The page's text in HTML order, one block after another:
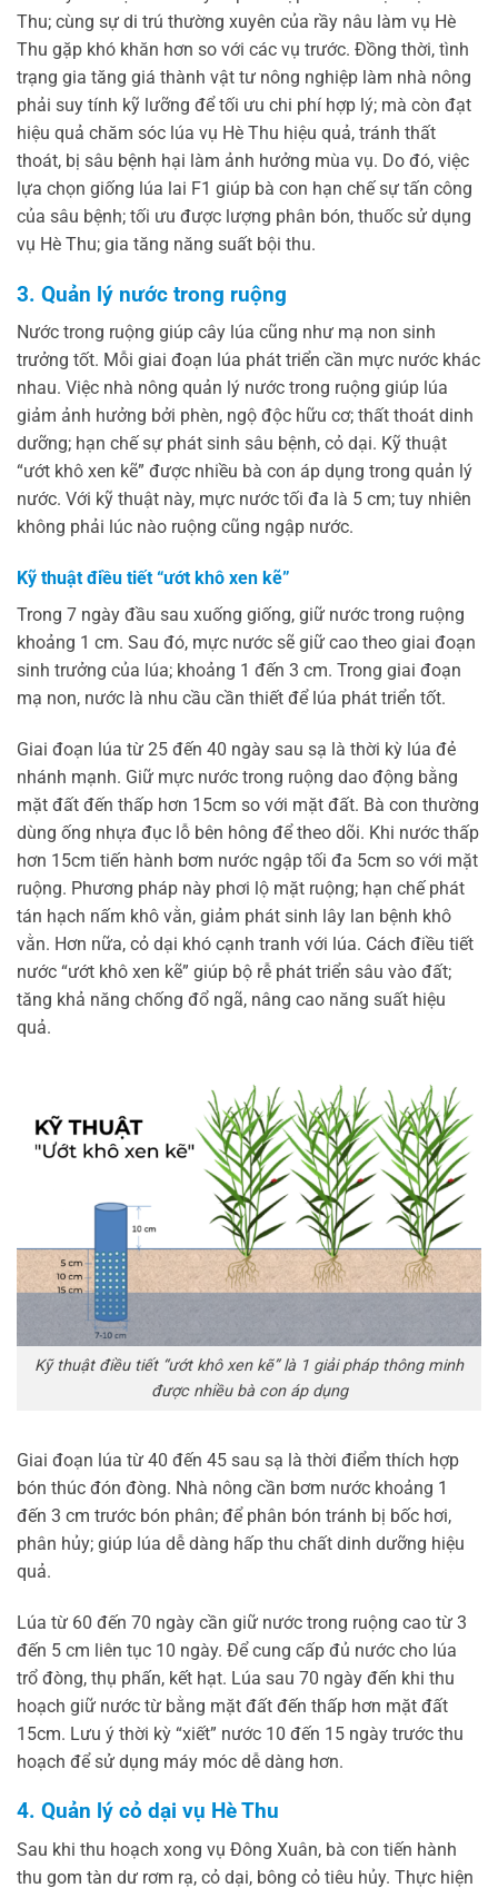
Thu; cùng sự di trú thường xuyên của rầy nâu làm vụ Hè
Thu gặp khó khăn hơn so với các vụ trước. Đồng thời, tình
trạng gia tăng giá thành vật tư nông nghiệp làm nhà nông
phải suy tính kỹ lưỡng để tối ưu chi phí hợp lý; mà còn đạt
hiệu quả chăm sóc lúa vụ Hè Thu hiệu quả, tránh thất
thoát, bị sâu bệnh hại làm ảnh hưởng mùa vụ. Do đó, việc
lựa chọn giống lúa lai F1 giúp bà con hạn chế sự tấn công
của sâu bệnh; tối ưu được lượng phân bón, thuốc sử dụng
vụ Hè Thu; gia tăng năng suất bội thu.
3. Quản lý nước trong ruộng
Nước trong ruộng giúp cây lúa cũng như mạ non sinh
trưởng tốt. Mỗi giai đoạn lúa phát triển cần mực nước khác
nhau. Việc nhà nông quản lý nước trong ruộng giúp lúa
giảm ảnh hưởng bởi phèn, ngộ độc hữu cơ; thất thoát dinh
dưỡng; hạn chế sự phát sinh sâu bệnh, cỏ dại. Kỹ thuật
“ướt khô xen kẽ” được nhiều bà con áp dụng trong quản lý
nước. Với kỹ thuật này, mực nước tối đa là 5 cm; tuy nhiên
không phải lúc nào ruộng cũng ngập nước.
Kỹ thuật điều tiết “ướt khô xen kẽ”
Trong 7 ngày đầu sau xuống giống, giữ nước trong ruộng
khoảng 1 cm. Sau đó, mực nước sẽ giữ cao theo giai đoạn
sinh trưởng của lúa; khoảng 1 đến 3 cm. Trong giai đoạn
mạ non, nước là nhu cầu cần thiết để lúa phát triển tốt.
Giai đoạn lúa từ 25 đến 40 ngày sau sạ là thời kỳ lúa đẻ
nhánh mạnh. Giữ mực nước trong ruộng dao động bằng
mặt đất đến thấp hơn 15cm so với mặt đất. Bà con thường
dùng ống nhựa đục lỗ bên hông để theo dõi. Khi nước thấp
hơn 15cm tiến hành bơm nước ngập tối đa 5cm so với mặt
ruộng. Phương pháp này phơi lộ mặt ruộng; hạn chế phát
tán hạch nấm khô vằn, giảm phát sinh lây lan bệnh khô
vằn. Hơn nữa, cỏ dại khó cạnh tranh với lúa. Cách điều tiết
nước “ướt khô xen kẽ” giúp bộ rễ phát triển sâu vào đất;
tăng khả năng chống đổ ngã, nâng cao năng suất hiệu
quả.
Kỹ thuật điều tiết “ướt khô xen kẽ” là 1 giải pháp thông minh
được nhiều bà con áp dụng
Giai đoạn lúa từ 40 đến 45 sau sạ là thời điểm thích hợp
bón thúc đón đòng. Nhà nông cần bơm nước khoảng 1
đến 3 cm trước bón phân; để phân bón tránh bị bốc hơi,
phân hủy; giúp lúa dễ dàng hấp thu chất dinh dưỡng hiệu
quả.
Lúa từ 60 đến 70 ngày cần giữ nước trong ruộng cao từ 3
đến 5 cm liên tục 10 ngày. Để cung cấp đủ nước cho lúa
trổ đòng, thụ phấn, kết hạt. Lúa sau 70 ngày đến khi thu
hoạch giữ nước từ bằng mặt đất đến thấp hơn mặt đất
15cm. Lưu ý thời kỳ “xiết” nước 10 đến 15 ngày trước thu
hoạch để sử dụng máy móc dễ dàng hơn.
4. Quản lý cỏ dại vụ Hè Thu
Sau khi thu hoạch xong vụ Đông Xuân, bà con tiến hành
thu gom tàn dư rơm rạ, cỏ dại, bông cỏ tiêu hủy. Thực hiện